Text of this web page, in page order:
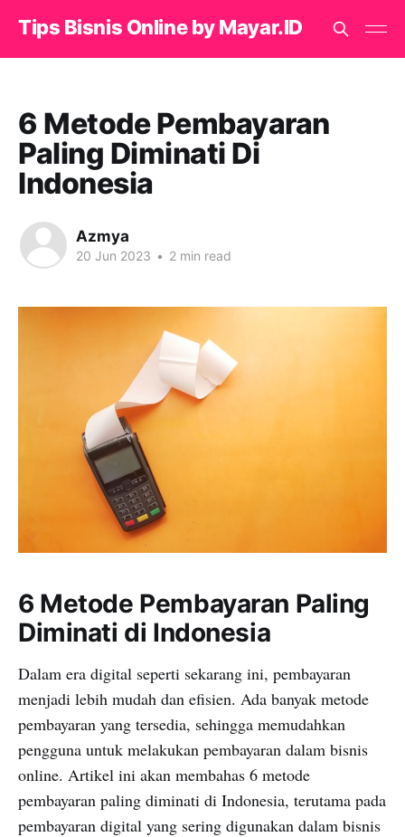
Tips Bisnis Online by Mayar.ID
6 Metode Pembayaran
Paling Diminati Di
Indonesia
Azmya
20 Jun 2023 • 2 min read
6 Metode Pembayaran Paling
Diminati di Indonesia
Dalam era digital seperti sekarang ini, pembayaran
menjadi lebih mudah dan efisien. Ada banyak metode
pembayaran yang tersedia, sehingga memudahkan
pengguna untuk melakukan pembayaran dalam bisnis
online. Artikel ini akan membahas 6 metode
pembayaran paling diminati di Indonesia, terutama pada
pembayaran digital yang sering digunakan dalam bisnis